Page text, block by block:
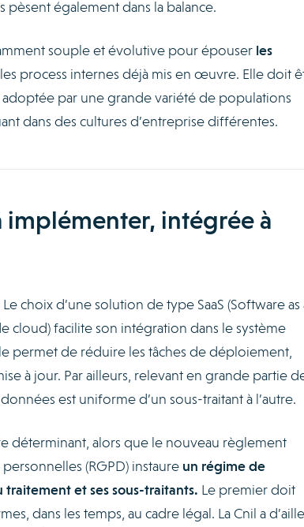
pèsent également dans la balance.
souple et évolutive pour épouser les
process internes déjà mis en œuvre. Elle doit
par une grande variété de populations
dans des cultures d’entreprise différentes.
implémenter, intégrée à
choix d’une solution de type SaaS (Software as
cloud) facilite son intégration dans le système
permet de réduire les tâches de déploiement,
à jour. Par ailleurs, relevant en grande partie
est uniforme d’un sous-traitant à l’autre.
déterminant, alors que le nouveau règlement
(RGPD) instaure un régime de
et ses sous-traitants. Le premier doit
dans les temps, au cadre légal. La Cnil a